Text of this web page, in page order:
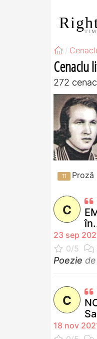
Cenaclu
272
Proză
C
23 sep
Poezie de
C
18 nov